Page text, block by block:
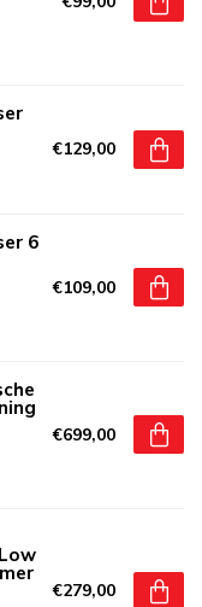
€129,00
6
€109,00
€699,00
€279,00